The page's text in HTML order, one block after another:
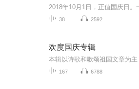
38 2592
欢度国庆专辑
167 6788